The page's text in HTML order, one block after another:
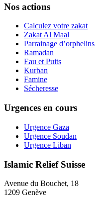
Nos actions
Calculez votre zakat
Zakat Al Maal
Parrainage d’orphelins
Ramadan
Eau et Puits
Kurban
Famine
Sécheresse
Urgences en cours
Urgence Gaza
Urgence Soudan
Urgence Liban
Islamic Relief Suisse
Avenue du Bouchet, 18
1209 Genève